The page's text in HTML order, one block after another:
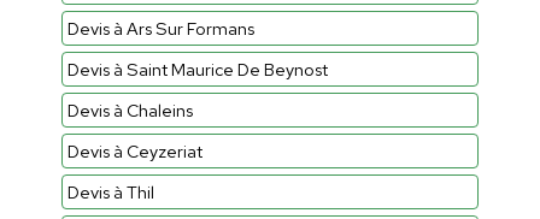
Devis à Ars Sur Formans
Devis à Saint Maurice De Beynost
Devis à Chaleins
Devis à Ceyzeriat
Devis à Thil